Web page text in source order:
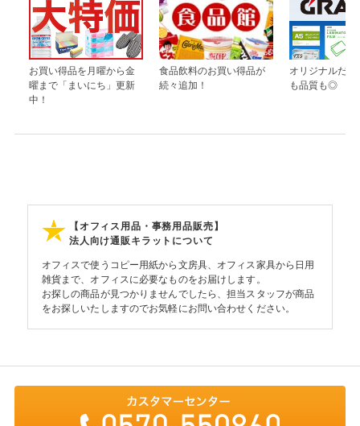
お買い得品を月曜から金
曜まで「まいにち」更新
中！
食品飲料のお買い得品が
続々追加！
オリジナルだか
も品質も◎
【オフィス用品・事務用品販売】
法人向け通販キラットについて
オフィスで使うコピー用紙から文房具、オフィス家具から日用
雑貨まで、オフィスに必要なものをお届けします。
お探しの商品が見つかりませんでしたら、担当スタッフが商品
をお探しいたしますのでお気軽にお問い合わせください。